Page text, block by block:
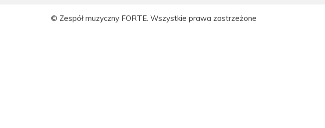
© Zespół muzyczny FORTE. Wszystkie prawa zastrzeżone